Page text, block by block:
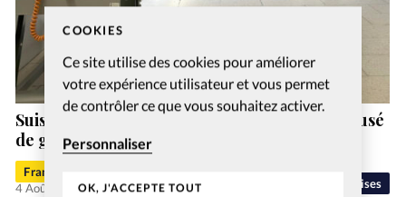
COOKIES
Ce site utilise des cookies pour améliorer
votre expérience utilisateur et vous permet
de contrôler ce que vous souhaitez activer.
Personnaliser
OK, J'ACCEPTE TOUT Eglises
Suisse: un ex-pasteur de la vallée de Joux accusé
de gestes déplacés
Francis-George Sarpédon
4 Août 2026